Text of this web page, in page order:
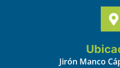
Jirón Manco